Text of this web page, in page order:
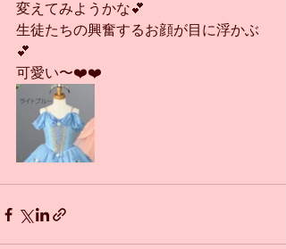
変えてみようかな💕
生徒たちの興奮するお顔が目に浮かぶ
💕
可愛い〜❤️❤️